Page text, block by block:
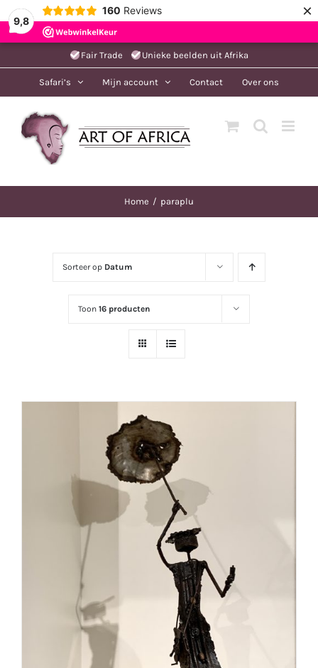
9,8
160 Reviews ×
naar
Fair Trade Unieke beelden uit Afrika
Safari’s Mijn account Contact Over ons
Home paraplu
Sorteer op Datum
Toon16 producten